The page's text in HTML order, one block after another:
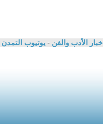
اخبار الأدب والفن - يوتيوب التمدن